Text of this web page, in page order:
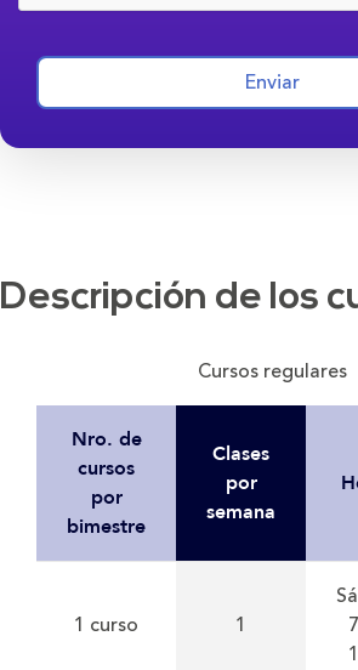
Enviar
Descripción de los
Cursos regulares
Nro. de
cursos
por
bimestre
Clases
por
semana
1 curso 1